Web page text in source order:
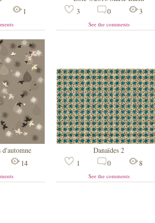
1
3
0 3
See the comments
14
Danaïdes 2
1
0 8
See the comments